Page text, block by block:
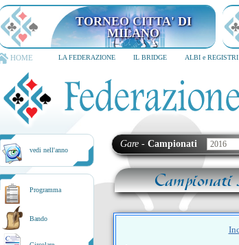
TORNEO CITTA' DI MILANO
6-8 dicembre 2026
HOME LA FEDERAZIONE IL BRIDGE ALBI e REGISTRI
vedi nell'anno
Programma
Bando
Gare - Campionati